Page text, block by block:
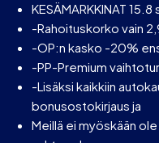
KESÄMARKKINAT 15.8
-Rahoituskorko vain
-OP:n kasko -20%
-PP-Premium
-Lisäksi kaikkiin
bonusostokirjaus ja
Meillä ei myöskään